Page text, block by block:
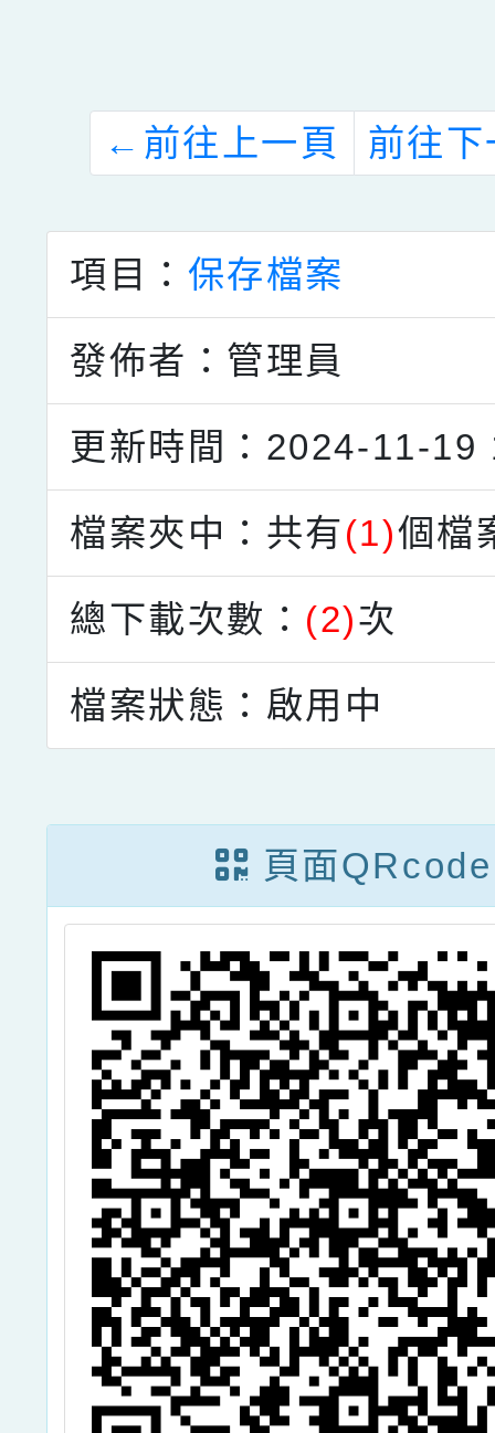
← 前往上一頁 前往下
項目： 保存檔案
發佈者：管理員
更新時間：2024-11-19
檔案夾中：共有(1)個檔
總下載次數： (2)次
檔案狀態：啟用中
頁面QRcode